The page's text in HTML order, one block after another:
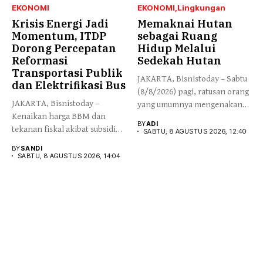
EKONOMI
Krisis Energi Jadi
Momentum, ITDP
Dorong Percepatan
Reformasi
Transportasi Publik
dan Elektrifikasi Bus
JAKARTA, Bisnistoday –
Kenaikan harga BBM dan
tekanan fiskal akibat subsidi
BYSANDI
SABTU, 8 AGUSTUS 2026, 14:04
EKONOMI Lingkungan
Memaknai Hutan
sebagai Ruang
Hidup Melalui
Sedekah Hutan
JAKARTA, Bisnistoday – Sabtu
(8/8/2026) pagi, ratusan orang
yang umumnya mengenakan
BYADI
SABTU, 8 AGUSTUS 2026, 12:40